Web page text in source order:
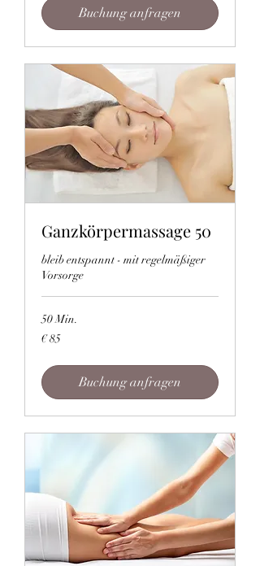
Buchung anfragen
Ganzkörpermassage 50
bleib entspannt - mit regelmäßiger
Vorsorge
50 Min.
85
Euro
€ 85
Buchung anfragen